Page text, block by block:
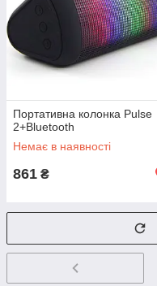
Портативна колонка Pulse
2+Bluetooth
Немає в наявності
861 ₴